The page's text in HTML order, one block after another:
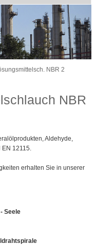
NBR 2
NBR
Aldehyde,
EN 12115.
erhalten Sie in unserer
Seele